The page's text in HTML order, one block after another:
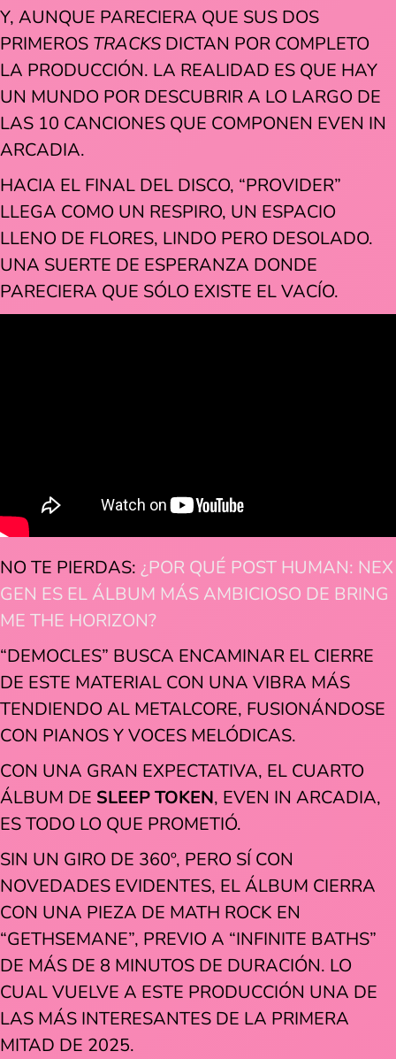
Y, AUNQUE PARECIERA QUE SUS DOS
PRIMEROS TRACKS DICTAN POR COMPLETO
LA PRODUCCIÓN. LA REALIDAD ES QUE HAY
UN MUNDO POR DESCUBRIR A LO LARGO DE
LAS 10 CANCIONES QUE COMPONEN EVEN IN
ARCADIA.
HACIA EL FINAL DEL DISCO, “PROVIDER”
LLEGA COMO UN RESPIRO, UN ESPACIO
LLENO DE FLORES, LINDO PERO DESOLADO.
UNA SUERTE DE ESPERANZA DONDE
PARECIERA QUE SÓLO EXISTE EL VACÍO.
NO TE PIERDAS: ¿POR QUÉ POST HUMAN: NEX
GEN ES EL ÁLBUM MÁS AMBICIOSO DE BRING
ME THE HORIZON?
“DEMOCLES” BUSCA ENCAMINAR EL CIERRE
DE ESTE MATERIAL CON UNA VIBRA MÁS
TENDIENDO AL METALCORE, FUSIONÁNDOSE
CON PIANOS Y VOCES MELÓDICAS.
CON UNA GRAN EXPECTATIVA, EL CUARTO
ÁLBUM DE SLEEP TOKEN, EVEN IN ARCADIA,
ES TODO LO QUE PROMETIÓ.
SIN UN GIRO DE 360º, PERO SÍ CON
NOVEDADES EVIDENTES, EL ÁLBUM CIERRA
CON UNA PIEZA DE MATH ROCK EN
“GETHSEMANE”, PREVIO A “INFINITE BATHS”
DE MÁS DE 8 MINUTOS DE DURACIÓN. LO
CUAL VUELVE A ESTE PRODUCCIÓN UNA DE
LAS MÁS INTERESANTES DE LA PRIMERA
MITAD DE 2025.